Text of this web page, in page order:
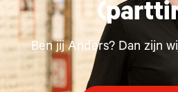
Ben jij Anders? Dan zijn